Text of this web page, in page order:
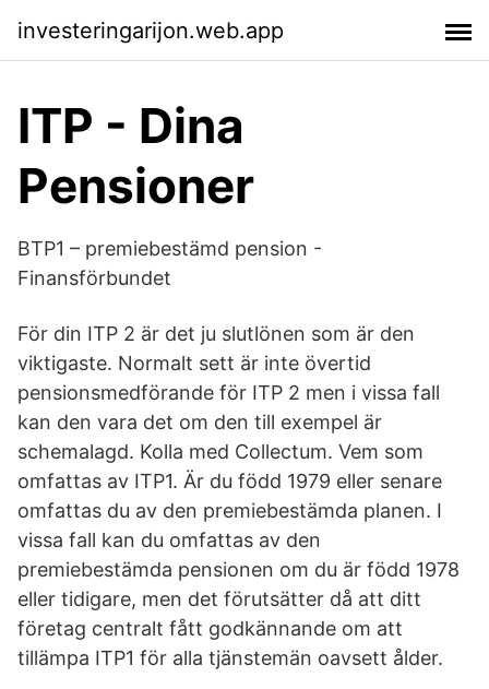
investeringarijon.web.app
ITP - Dina
Pensioner
BTP1 – premiebestämd pension -
Finansförbundet
För din ITP 2 är det ju slutlönen som är den
viktigaste. Normalt sett är inte övertid
pensionsmedförande för ITP 2 men i vissa fall
kan den vara det om den till exempel är
schemalagd. Kolla med Collectum. Vem som
omfattas av ITP1. Är du född 1979 eller senare
omfattas du av den premiebestämda planen. I
vissa fall kan du omfattas av den
premiebestämda pensionen om du är född 1978
eller tidigare, men det förutsätter då att ditt
företag centralt fått godkännande om att
tillämpa ITP1 för alla tjänstemän oavsett ålder.